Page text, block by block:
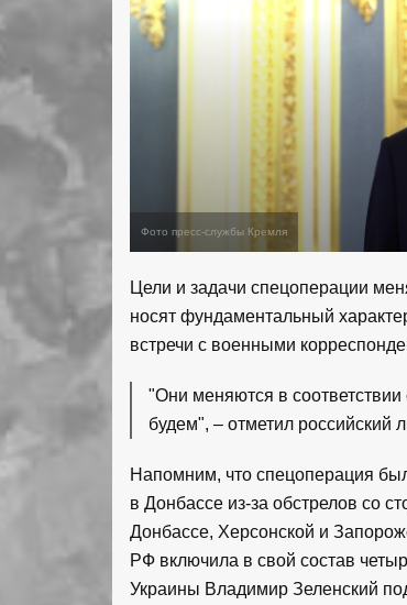
Фото пресс-службы Кремля
Цели и задачи спецоперации
носят фундаментальный
встречи с военными
"Они меняются в
будем", – отметил российский
Напомним, что спецоперация
в Донбассе из-за обстрелов со
Донбассе, Херсонской и
РФ включила в свой состав
Украины Владимир Зеленский